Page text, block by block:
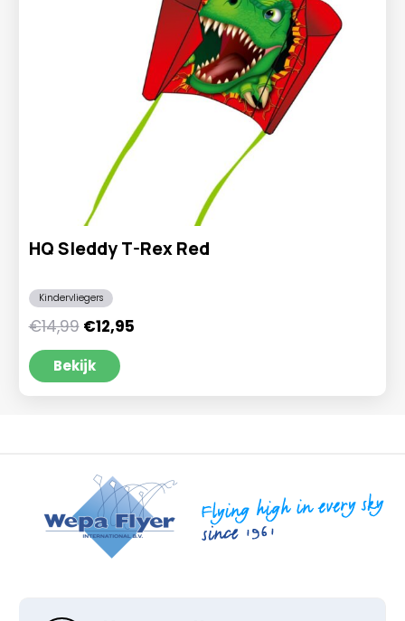
HQ Sleddy T-Rex Red
Kindervliegers
€14,99 Oorspronkelijke
prijs
was:
€14,99.
€12,95Huidige
Bekijk